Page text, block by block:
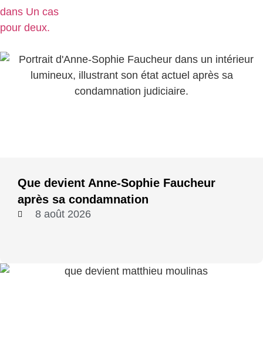
Que devient Anne-Sophie Faucheur
après sa condamnation
8 août 2026